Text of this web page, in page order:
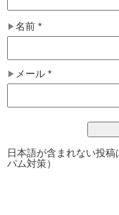
名前 *
メール *
日本語が含まれない投
パム対策）